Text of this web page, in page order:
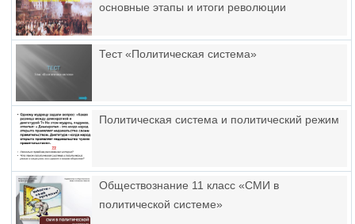
основные этапы и итоги революции
Тест «Политическая система»
Политическая система и политический режим
Обществознание 11 класс «СМИ в
политической системе»